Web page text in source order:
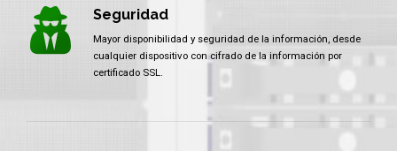
Seguridad
Mayor disponibilidad y seguridad de la información, desde
cualquier dispositivo con cifrado de la información por
certificado SSL.